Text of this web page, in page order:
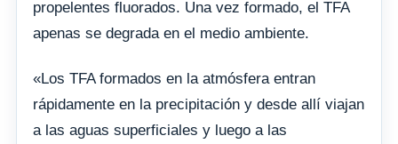
propelentes fluorados. Una vez formado, el TFA
apenas se degrada en el medio ambiente.
«Los TFA formados en la atmósfera entran
rápidamente en la precipitación y desde allí viajan
a las aguas superficiales y luego a las